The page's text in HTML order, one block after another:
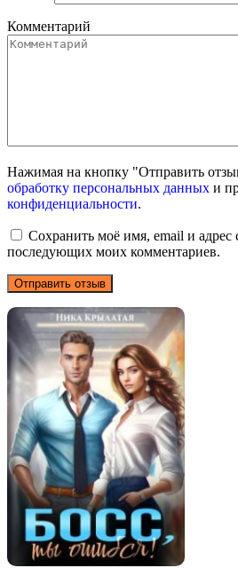
Комментарий
Нажимая на кнопку "Отправить
обработку персональных данных и
конфиденциальности.
Сохранить моё имя, email и адрес
последующих моих комментариев.